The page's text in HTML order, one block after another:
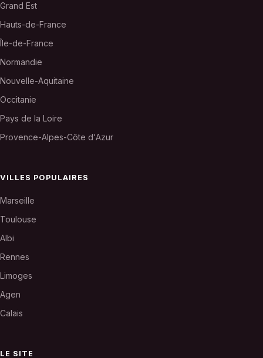
Grand Est
Hauts-de-France
Île-de-France
Normandie
Nouvelle-Aquitaine
Occitanie
Pays de la Loire
Provence-Alpes-Côte d'Azur
VILLES POPULAIRES
Marseille
Toulouse
Albi
Rennes
Limoges
Agen
Calais
LE SITE